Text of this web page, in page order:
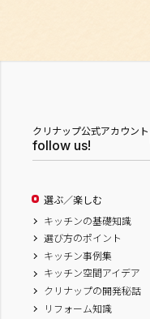
クリナップ公式アカウント
follow us!
選ぶ／楽しむ
キッチンの基礎知識
選び方のポイント
キッチン事例集
キッチン空間アイデア
クリナップの開発秘話
リフォーム知識